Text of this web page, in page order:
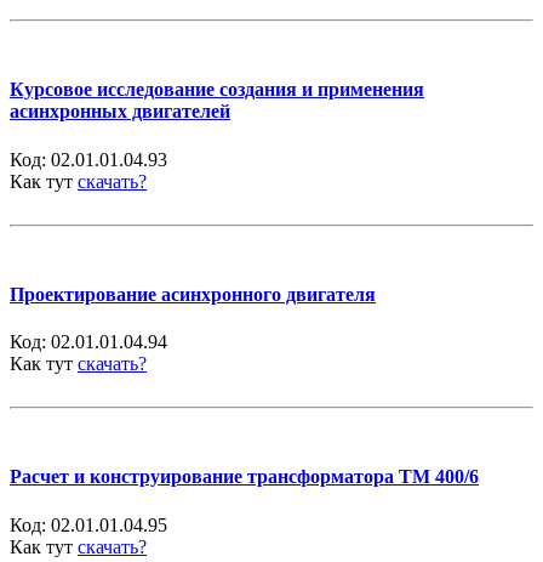
Курсовое исследование создания и применения
асинхронных двигателей
Код: 02.01.01.04.93
Как тут скачать?
Проектирование асинхронного двигателя
Код: 02.01.01.04.94
Как тут скачать?
Расчет и конструирование трансформатора ТМ 400/6
Код: 02.01.01.04.95
Как тут скачать?